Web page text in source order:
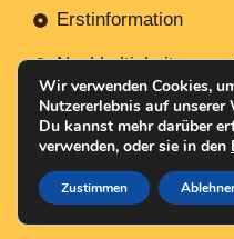
Erstinformation
Mit Erstellt NR-
Wir verwenden Cookies,
Nutzererlebnis auf unserer
Du kannst mehr darüber
verwenden, oder sie in den
Zustimmen